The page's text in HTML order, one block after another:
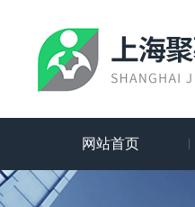
网站首页